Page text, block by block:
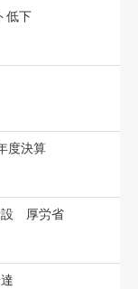
低下
度決算
設 厚労省